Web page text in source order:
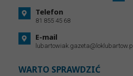
Telefon
81 855 45 68
E-mail
lubartowiak.gazeta@loklubartow.pl
WARTO SPRAWDZIĆ